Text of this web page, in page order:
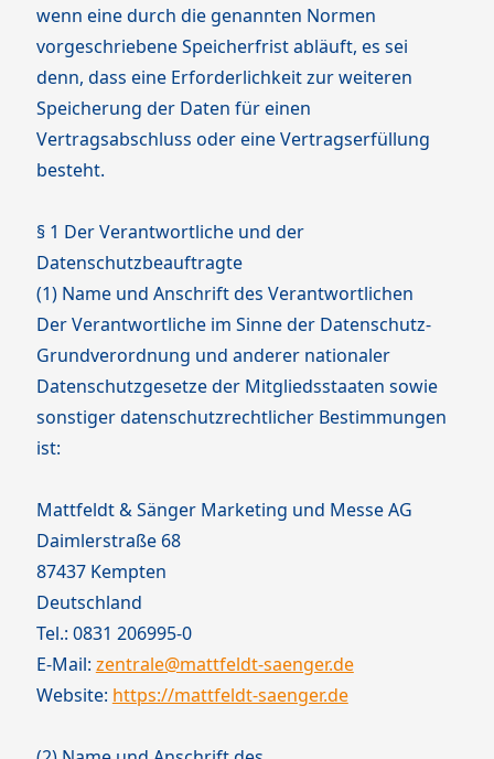
wenn eine durch die genannten Normen
vorgeschriebene Speicherfrist abläuft, es sei
denn, dass eine Erforderlichkeit zur weiteren
Speicherung der Daten für einen
Vertragsabschluss oder eine Vertragserfüllung
besteht.
§ 1 Der Verantwortliche und der
Datenschutzbeauftragte
(1) Name und Anschrift des Verantwortlichen
Der Verantwortliche im Sinne der Datenschutz-
Grundverordnung und anderer nationaler
Datenschutzgesetze der Mitgliedsstaaten sowie
sonstiger datenschutzrechtlicher Bestimmungen
ist:
Mattfeldt & Sänger Marketing und Messe AG
Daimlerstraße 68
87437 Kempten
Deutschland
Tel.: 0831 206995-0
E-Mail: zentrale@mattfeldt-saenger.de
Website: https://mattfeldt-saenger.de